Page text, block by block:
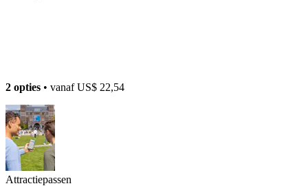
2 opties • vanafUS$ 22,54
Attractiepassen